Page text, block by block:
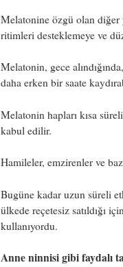
Melatonine özgü olan diğer
ritimleri desteklemeye ve
Melatonin, gece
daha erken bir saate
Melatonin hapları kısa
kabul edilir.
Hamileler, emzirenler ve
Bugüne kadar uzun süreli
ülkede reçetesiz satıldığı
kullanıyordu.
Anne ninnisi gibi faydalı